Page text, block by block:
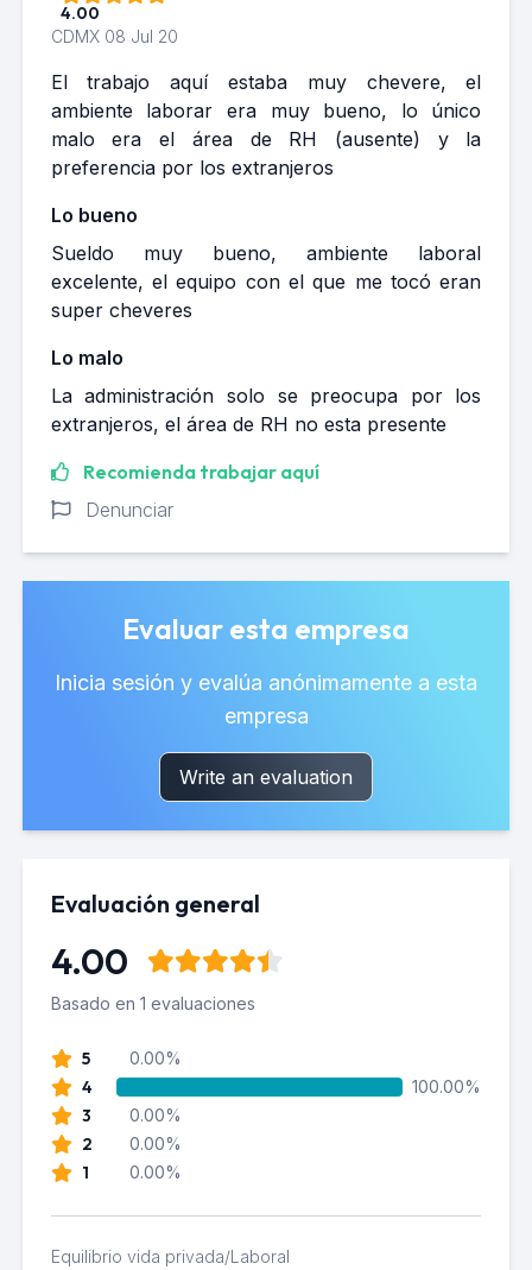
4.00
CDMX 08 Jul 20
El trabajo aquí estaba muy chevere, el
ambiente laborar era muy bueno, lo único
malo era el área de RH (ausente) y la
preferencia por los extranjeros
Lo bueno
Sueldo muy bueno, ambiente laboral
excelente, el equipo con el que me tocó eran
super cheveres
Lo malo
La administración solo se preocupa por los
extranjeros, el área de RH no esta presente
Recomienda trabajar aquí
Denunciar
Evaluar esta empresa
Inicia sesión y evalúa anónimamente a esta
empresa
Write an evaluation
Evaluación general
4.00
Basado en 1 evaluaciones
5 0.00%
4 100.00%
3 0.00%
2 0.00%
1 0.00%
Equilibrio vida privada/Laboral